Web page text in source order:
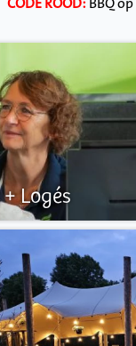
CODE ROOD: BBQ
Logés